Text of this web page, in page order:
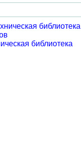
библиотека